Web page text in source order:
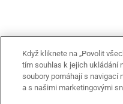
Když kliknete na „Povolit
tím souhlas k jejich ukládání
soubory pomáhají s navigací
a s našimi marketingovými